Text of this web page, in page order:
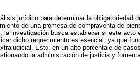
jurídico para determinar la obligatoriedad
de una promesa de compraventa de
la investigación busca establecer si este acto
dicho requerimiento es esencial, ya que
Esto, en un alto porcentaje de
la administración de justicia y